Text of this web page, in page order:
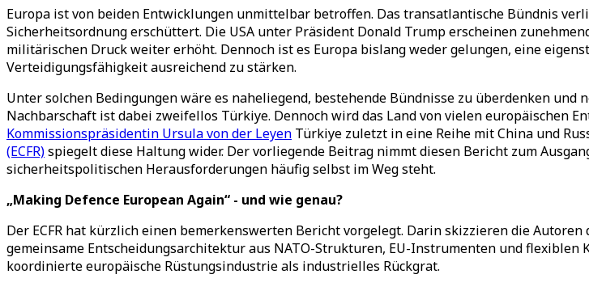
Europa ist von beiden Entwicklungen unmittelbar betroffen. Das transatlantische Bündnis
Sicherheitsordnung erschüttert. Die USA unter Präsident Donald Trump erscheinen
militärischen Druck weiter erhöht. Dennoch ist es Europa bislang weder gelungen, eine
Verteidigungsfähigkeit ausreichend zu stärken.
Unter solchen Bedingungen wäre es naheliegend, bestehende Bündnisse zu überdenken
Nachbarschaft ist dabei zweifellos Türkiye. Dennoch wird das Land von vielen europäischen
Kommissionspräsidentin Ursula von der Leyen Türkiye zuletzt in eine Reihe mit China und
(ECFR)spiegelt diese Haltung wider. Der vorliegende Beitrag nimmt diesen Bericht zum
sicherheitspolitischen Herausforderungen häufig selbst im Weg steht.
„Making Defence European Again“ - und wie genau?
Der ECFR hat kürzlich einen bemerkenswerten Bericht vorgelegt. Darin skizzieren die
gemeinsame Entscheidungsarchitektur aus NATO-Strukturen, EU-Instrumenten und
koordinierte europäische Rüstungsindustrie als industrielles Rückgrat.